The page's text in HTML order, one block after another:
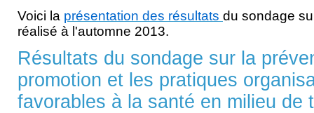
Voici la présentation des résultats du sondage
réalisé à l'automne 2013.
Résultats du sondage sur la
promotion et les pratiques
favorables à la santé en milieu de